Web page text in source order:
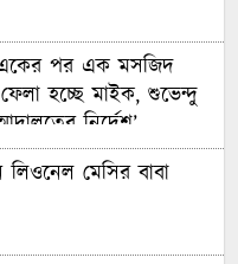
একের পর এক মসজিদ
হচ্ছে মাইক, শুভেন্দু
নির্দেশ’
লিওনেল মেসির বাবা